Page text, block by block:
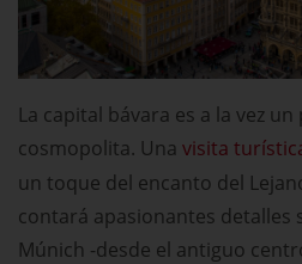
La capital bávara es a la vez
cosmopolita. Una visita
un toque del encanto del
contará apasionantes detalles
Múnich -desde el antiguo